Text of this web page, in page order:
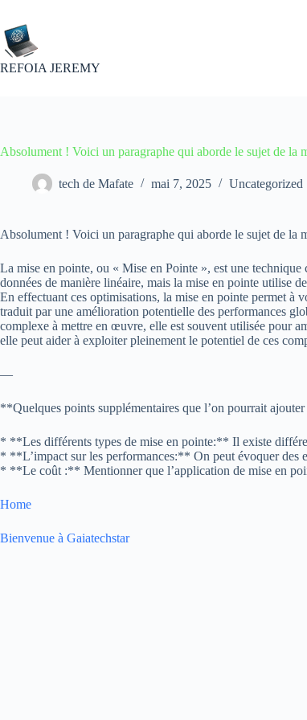
contenu
REFOIA JEREMY
Absolument ! Voici un paragraphe qui aborde le sujet de la
tech de Mafate mai 7, 2025 Uncategorized
Absolument ! Voici un paragraphe qui aborde le sujet de la
La mise en pointe, ou « Mise en Pointe », est une
données de manière linéaire, mais la mise en pointe utilise
En effectuant ces optimisations, la mise en pointe permet à
traduit par une amélioration potentielle des performances
complexe à mettre en œuvre, elle est souvent utilisée pour
elle peut aider à exploiter pleinement le potentiel de ces
—
**Quelques points supplémentaires que l’on pourrait
* **Les différents types de mise en pointe:** Il existe
* **L’impact sur les performances:** On peut évoquer des
* **Le coût :** Mentionner que l’application de mise en
Home
Bienvenue à Gaiatechstar